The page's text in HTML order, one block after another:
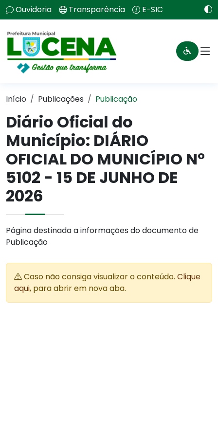
Ouvidoria Transparência E-SIC
Início Publicações Publicação
Diário Oficial do
Município: DIÁRIO
OFICIAL DO MUNICÍPIO N°
5102 - 15 DE JUNHO DE
2026
Página destinada a informações do documento de
Publicação
Caso não consiga visualizar o conteúdo. Clique
aqui, para abrir em nova aba.